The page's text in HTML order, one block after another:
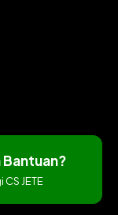
Bantuan?
JETE